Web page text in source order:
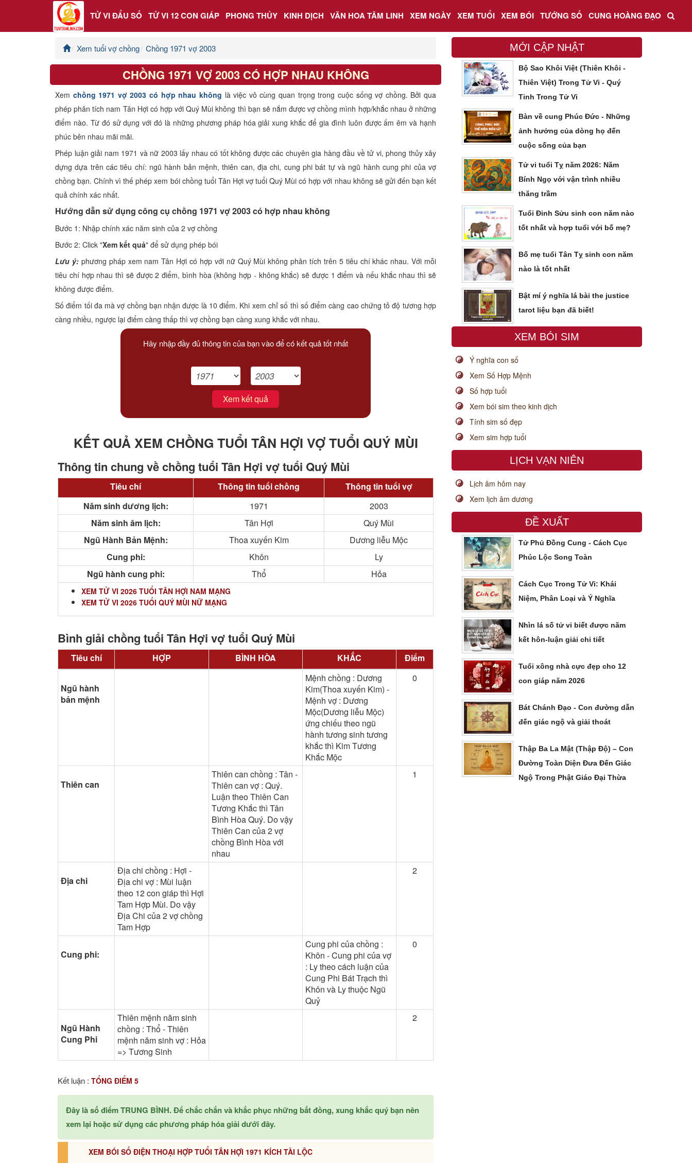
TỬ VI ĐẨU SỐ TỬ VI 12 CON GIÁP PHONG THỦY KINH DỊCH VĂN HOA TÂM LINH XEM NGÀY XEM TUỔI XEM BÓI TƯỚNG SỐ CUNG HOÀNG ĐẠO
Tử Vi Đẩu Số
Tử Vi 12 Con Giáp
Văn Hoa Tâm linh
Cung hoàng đạo
Xem tuổi vợ chồng Chồng 1971 vợ 2003
CHỒNG 1971 VỢ 2003 CÓ HỢP NHAU KHÔNG
Xem chồng 1971 vợ 2003 có hợp nhau không là việc vô cùng quan trọng trong cuộc sống vợ chồng. Bởi qua
phép phân tích nam Tân Hợi có hợp với Quý Mùi không thì bạn sẽ nắm được vợ chồng mình hợp/khắc nhau ở những
điểm nào. Từ đó sử dụng với đó là những phương pháp hóa giải xung khắc để gia đình luôn được ấm êm và hạnh
phúc bên nhau mãi mãi.
Phép luận giải nam 1971 và nữ 2003 lấy nhau có tốt không được các chuyên gia hàng đầu về tử vi, phong thủy xây
dựng dựa trên các tiêu chí: ngũ hành bản mệnh, thiên can, địa chi, cung phi bát tự và ngũ hành cung phi của vợ
chồng bạn. Chính vì thế phép xem bói chồng tuổi Tân Hợi vợ tuổi Quý Mùi có hợp với nhau không sẽ gửi đến bạn kết
quả chính xác nhất.
Hướng dẫn sử dụng công cụ chồng 1971 vợ 2003 có hợp nhau không
Bước 1: Nhập chính xác năm sinh của 2 vợ chồng
Bước 2: Click "Xem kết quả" để sử dụng phép bói
Lưu ý:phương pháp xem nam Tân Hợi có hợp với nữ Quý Mùi không phân tích trên 5 tiêu chí khác nhau. Với mỗi
tiêu chí hợp nhau thì sẽ được 2 điểm, bình hòa (không hợp - không khắc) sẽ được 1 điểm và nếu khắc nhau thì sẽ
không được điểm.
Số điểm tối đa mà vợ chồng bạn nhận được là 10 điểm. Khi xem chỉ số thì số điểm càng cao chứng tỏ độ tương hợp
càng nhiều, ngược lại điểm càng thấp thì vợ chồng bạn càng xung khắc với nhau.
Hãy nhập đầy đủ thông tin của bạn vào để có kết quả tốt nhất
Xem kết quả
KẾT QUẢ XEM CHỒNG TUỔI TÂN HỢI VỢ TUỔI QUÝ MÙI
Thông tin chung về chồng tuổi Tân Hợi vợ tuổi Quý Mùi
Tiêu chí Thông tin tuổi chồng
Thông tin tuổi vợ
Năm sinh dương lịch:
1971
2003
Năm sinh âm lịch:
Tân Hợi
Quý Mùi
Ngũ Hành Bản Mệnh:
Thoa xuyến Kim
Dương liễu Mộc
Cung phi:
Khôn
Ly
Ngũ hành cung phi:
Thổ Hỏa
XEM TỬ VI 2026 TUỔI TÂN HỢI NAM MẠNG
XEM TỬ VI 2026 TUỔI QUÝ MÙI NỮ MẠNG
Bình giải chồng tuổi Tân Hợi vợ tuổi Quý Mùi
Tiêu chí HỢP BÌNH HÒA KHẮC Điểm
Ngũ hành
bản mệnh
Mệnh chồng : Dương
Kim(Thoa xuyến Kim) -
Mệnh vợ : Dương
Mộc(Dương liễu Mộc)
ứng chiếu theo ngũ
hành tương sinh tương
khắc thì Kim Tương
Khắc Mộc
0
Thiên can
Thiên can chồng : Tân -
Thiên can vợ : Quý.
Luận theo Thiên Can
Tương Khắc thì Tân
Bình Hòa Quý. Do vậy
Thiên Can của 2 vợ
chồng Bình Hòa với
nhau
1
Địa chi
Địa chi chồng : Hợi -
Địa chi vợ : Mùi luận
theo 12 con giáp thì Hợi
Tam Hợp Mùi. Do vậy
Địa Chi của 2 vợ chồng
Tam Hợp
2
Cung phi:
Cung phi của chồng :
Khôn - Cung phi của vợ
: Ly theo cách luận của
Cung Phi Bát Trạch thì
Khôn và Ly thuộc Ngũ
Quỷ
0
Ngũ Hành
Cung Phi
Thiên mệnh năm sinh
chồng : Thổ - Thiên
mệnh năm sinh vợ : Hỏa
=> Tương Sinh
2
Kết luận : TỔNG ĐIỂM 5
Đây là số điểm TRUNG BÌNH. Để chắc chắn và khắc phục những bất đồng, xung khắc quý bạn nên
xem lại hoặc sử dụng các phương pháp hóa giải dưới đây.
XEM BÓI SỐ ĐIỆN THOẠI HỢP TUỔI TÂN HỢI 1971 KÍCH TÀI LỘC
MỚI CẬP NHẬT
Bộ Sao Khôi Việt (Thiên Khôi -
Thiên Việt) Trong Tử Vi - Quý
Tinh Trong Tử Vi
Bàn về cung Phúc Đức - Những
ảnh hưởng của dòng họ đến
cuộc sống của bạn
Tử vi tuổi Tỵ năm 2026: Năm
Bính Ngọ với vận trình nhiều
thăng trầm
Tuổi Đinh Sửu sinh con năm nào
tốt nhất và hợp tuổi với bố mẹ?
Bố mẹ tuổi Tân Tỵ sinh con năm
nào là tốt nhất
Bật mí ý nghĩa lá bài the justice
tarot liệu bạn đã biết!
XEM BÓI SIM
Ý nghĩa con số
Xem Số Hợp Mệnh
Số hợp tuổi
Xem bói sim theo kinh dịch
Tính sim số đẹp
Xem sim hợp tuổi
LỊCH VẠN NIÊN
Lịch âm hôm nay
Xem lịch âm dương
ĐỀ XUẤT
Tử Phủ Đồng Cung - Cách Cục
Phúc Lộc Song Toàn
Cách Cục Trong Tử Vi: Khái
Niệm, Phân Loại và Ý Nghĩa
Nhìn lá số tử vi biết được năm
kết hôn-luận giải chi tiết
Tuổi xông nhà cực đẹp cho 12
con giáp năm 2026
Bát Chánh Đạo - Con đường dẫn
đến giác ngộ và giải thoát
Thập Ba La Mật (Thập Độ) – Con
Đường Toàn Diện Đưa Đến Giác
Ngộ Trong Phật Giáo Đại Thừa